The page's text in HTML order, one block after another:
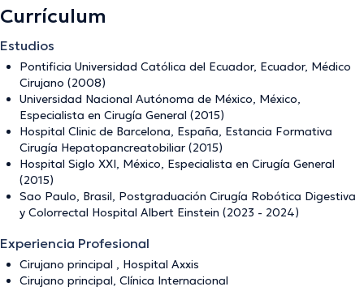
Currículum
Estudios
Pontificia Universidad Católica del Ecuador, Ecuador, Médico
Cirujano (2008)
Universidad Nacional Autónoma de México, México,
Especialista en Cirugía General (2015)
Hospital Clinic de Barcelona, España, Estancia Formativa
Cirugía Hepatopancreatobiliar (2015)
Hospital Siglo XXI, México, Especialista en Cirugía General
(2015)
Sao Paulo, Brasil, Postgraduación Cirugía Robótica Digestiva
y Colorrectal Hospital Albert Einstein (2023 - 2024)
Experiencia Profesional
Cirujano principal , Hospital Axxis
Cirujano principal, Clínica Internacional